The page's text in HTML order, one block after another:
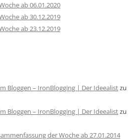
ab 06.01.2020
ab 30.12.2019
ab 23.12.2019
Bloggen – IronBlogging | Der Ideealistzu
Bloggen – IronBlogging | Der Ideealistzu
der Woche ab 27.01.2014